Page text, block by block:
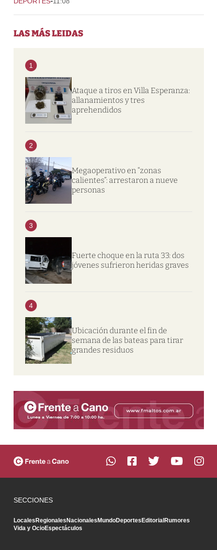
LAS MÁS LEIDAS
1
Ataque a tiros en Villa Esperanza:
allanamientos y tres
aprehendidos
2
Megaoperativo en “zonas
calientes”: arrestaron a nueve
personas
3
Fuerte choque en la ruta 33: dos
jóvenes sufrieron heridas graves
4
Ubicación durante el fin de
semana de las bateas para tirar
grandes residuos
SECCIONES
LocalesRegionalesNacionalesMundoDeportesEditorialRumores
Vida y OcioEspectáculos